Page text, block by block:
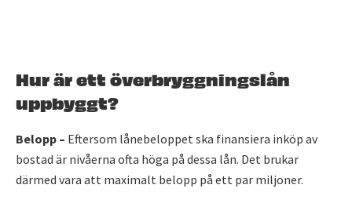
Hur är ett överbryggningslån
uppbyggt?
Belopp – Eftersom lånebeloppet ska finansiera inköp av
bostad är nivåerna ofta höga på dessa lån. Det brukar
därmed vara att maximalt belopp på ett par miljoner.